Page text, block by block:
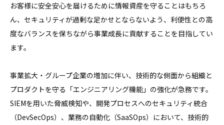
お客様に安全安心を届けるために情報資産を守ることはもちろ
ん、セキュリティが過剰な足かせとならないよう、利便性との高
度なバランスを保ちながら事業成長に貢献することを目指してい
ます。
事業拡大・グループ企業の増加に伴い、技術的な側面から組織と
プロダクトを守る「エンジニアリング機能」の強化が急務です。
SIEMを用いた脅威検知や、開発プロセスへのセキュリティ統合
（DevSecOps）、業務の自動化（SaaSOps）において、技術的